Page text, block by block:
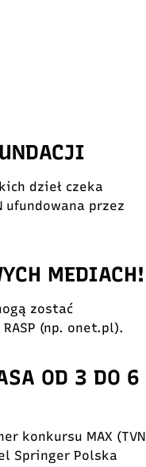
dzieł czeka
ufundowana przez
MEDIACH!
zostać
(np. onet.pl).
OD 3 DO 6
konkursu MAX (TVN
Springer Polska